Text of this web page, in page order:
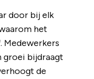
door bij elk
het
Medewerkers
groei bijdraagt
de